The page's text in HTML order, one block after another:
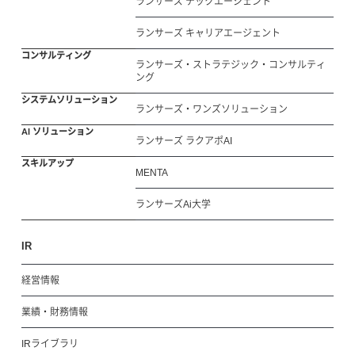
ランサーズ キャリアエージェント
コンサルティング
ランサーズ・ストラテジック・コンサルティ
ング
システムソリューション
ランサーズ・ワンズソリューション
AI ソリューション
ランサーズ ラクアポAI
スキルアップ
MENTA
ランサーズAi大学
IR
経営情報
業績・財務情報
IRライブラリ